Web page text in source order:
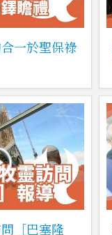
一於聖保祿
［巴塞隆